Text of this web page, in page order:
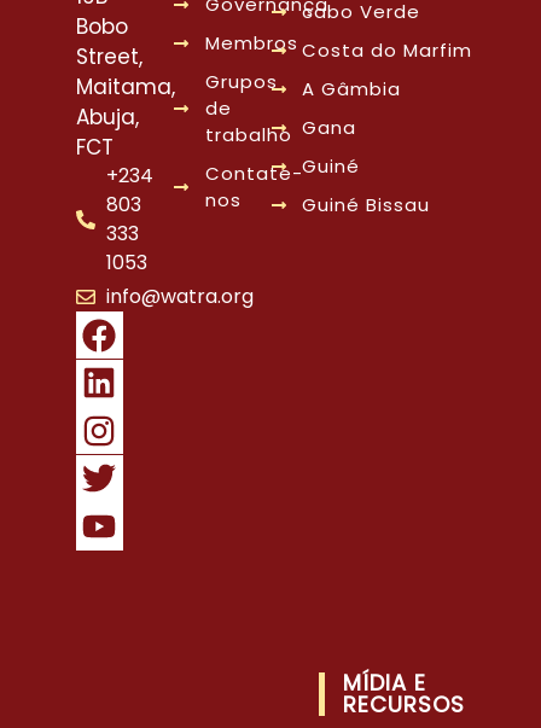
Bobo
Street,
Maitama,
Abuja,
FCT
+234
803
333
1053
info@watra.org
Membros
Grupos
de
trabalho
Contate-
nos
cabo Verde
Costa do Marfim
A Gâmbia
Gana
Guiné
Guiné Bissau
MÍDIA E
RECURSOS